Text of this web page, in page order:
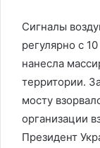
Сигналы
регулярно с
нанесла
территории.
мосту
организации
Президент